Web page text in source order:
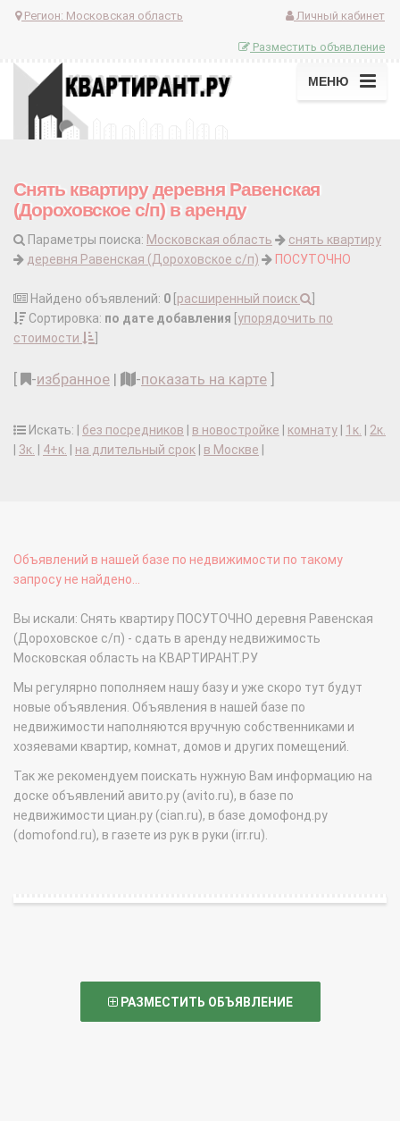
Регион: Московская область Личный кабинет
Разместить объявление
МЕНЮ
Снять квартиру деревня Равенская
(Дороховское с/п) в аренду
Параметры поиска: Московская область
снять квартиру
деревня Равенская (Дороховское с/п)
ПОСУТОЧНО
Найдено объявлений: 0 расширенный поиск
Сортировка: по дате добавления упорядочить по
стоимости
-избранное | -показать на карте
Искать: | без посредников в новостройке комнату 1к.
2к.
3к. 4+к. на длительный срок в Москве
Объявлений в нашей базе по недвижимости по такому
запросу не найдено...
Вы искали: Снять квартиру ПОСУТОЧНО деревня Равенская
(Дороховское с/п) - сдать в аренду недвижимость
Московская область на КВАРТИРАНТ.РУ
Мы регулярно пополняем нашу базу и уже скоро тут будут
новые объявления. Объявления в нашей базе по
недвижимости наполняются вручную собственниками и
хозяевами квартир, комнат, домов и других помещений.
Так же рекомендуем поискать нужную Вам информацию на
доске объявлений авито.ру (avito.ru), в базе по
недвижимости циан.ру (cian.ru), в базе домофонд.ру
(domofond.ru), в газете из рук в руки (irr.ru).
РАЗМЕСТИТЬ ОБЪЯВЛЕНИЕ